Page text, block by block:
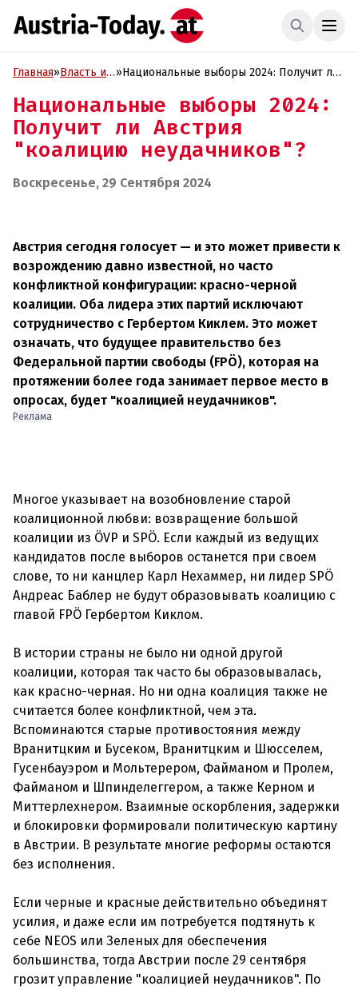
Главная»Власть и
»Национальные выборы 2024: Получит ли
Национальные выборы 2024:
Получит ли Австрия
"коалицию неудачников"?
Воскресенье, 29 Сентября 2024
Австрия сегодня голосует — и это может привести к
возрождению давно известной, но часто
конфликтной конфигурации: красно-черной
коалиции. Оба лидера этих партий исключают
сотрудничество с Гербертом Киклем. Это может
означать, что будущее правительство без
Федеральной партии свободы (FPÖ), которая на
протяжении более года занимает первое место в
опросах, будет "коалицией неудачников".
Реклама
Многое указывает на возобновление старой
коалиционной любви: возвращение большой
коалиции из ÖVP и SPÖ. Если каждый из ведущих
кандидатов после выборов останется при своем
слове, то ни канцлер Карл Нехаммер, ни лидер SPÖ
Андреас Баблер не будут образовывать коалицию с
главой FPÖ Гербертом Киклом.
В истории страны не было ни одной другой
коалиции, которая так часто бы образовывалась,
как красно-черная. Но ни одна коалиция также не
считается более конфликтной, чем эта.
Вспоминаются старые противостояния между
Вранитцким и Бусеком, Вранитцким и Шюсселем,
Гусенбауэром и Мольтерером, Файманом и Пролем,
Файманом и Шпинделеггером, а также Керном и
Миттерлехнером. Взаимные оскорбления, задержки
и блокировки формировали политическую картину
в Австрии. В результате многие реформы остаются
без исполнения.
Если черные и красные действительно объединят
усилия, и даже если им потребуется подтянуть к
себе NEOS или Зеленых для обеспечения
большинства, тогда Австрии после 29 сентября
грозит управление "коалицией неудачников". По